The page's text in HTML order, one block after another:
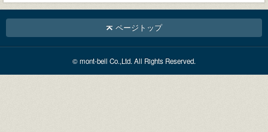
ページトップ
© mont-bell Co.,Ltd. All Rights Reserved.